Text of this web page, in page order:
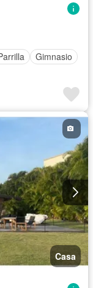
Gimnasio
Casa